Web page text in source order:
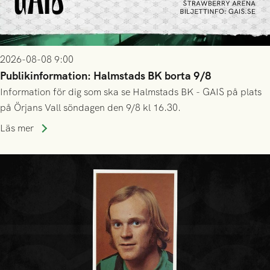
2026-08-08 9:00
Publikinformation: Halmstads BK borta 9/8
Information för dig som ska se Halmstads BK - GAIS på plats
på Örjans Vall söndagen den 9/8 kl 16.30.
Läs mer